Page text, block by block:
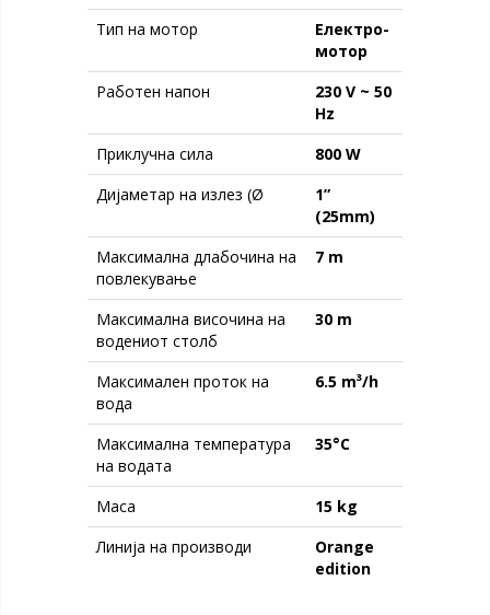
Тип на мотор
Електро-
мотор
Работен напон
230 V ~ 50
Hz
Приклучна сила
800 W
Дијаметар на излез (Ø
1”
(25mm)
Максимална длабочина на
повлекување
7 m
Максимална височина на
водениот столб
30 m
Максимален проток на
вода
6.5 m³/h
Максимална температура
на водата
35°C
Maсa
15 kg
Линија на производи
Orange
edition